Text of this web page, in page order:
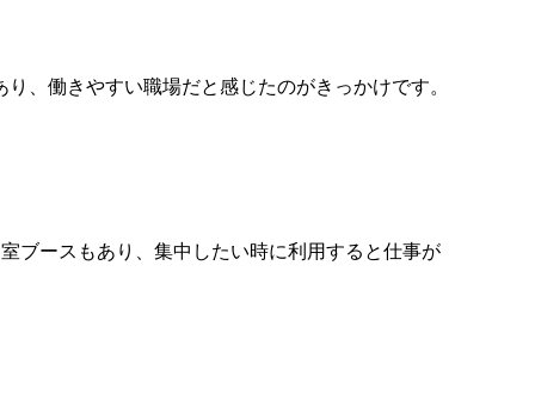
、働きやすい職場だと感じたのがきっかけです。
ブースもあり、集中したい時に利用すると仕事が